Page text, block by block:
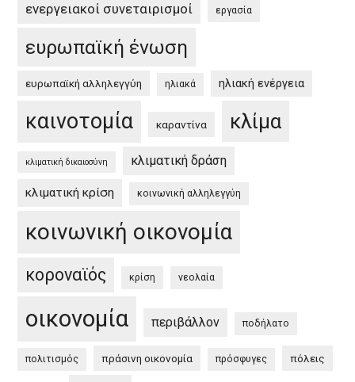
Green
ενεργειακοί συνεταιρισμοί εργασία
ευρωπαϊκή ένωση
ευρωπαϊκή αλληλεγγύη ηλιακά ηλιακή ενέργεια
καινοτομία καραντίνα κλίμα
κλιματική δικαιοσύνη κλιματική δράση
κλιματική κρίση κοινωνική αλληλεγγύη
κοινωνική οικονομία
κοροναϊός κρίση νεολαία
οικονομία περιβάλλον ποδήλατο
πολιτισμός πράσινη οικονομία πρόσφυγες πόλεις